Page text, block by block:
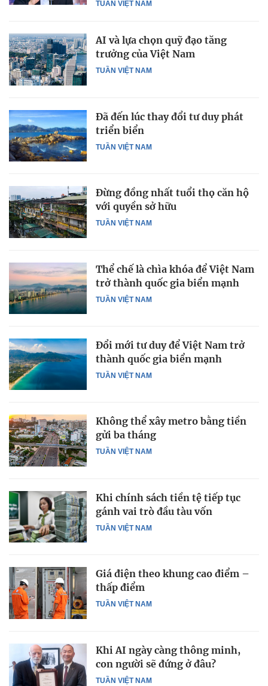
TUẦN VIỆT NAM
TUẦN VIỆT NAM
AI và lựa chọn quỹ đạo tăng
trưởng của Việt Nam
TUẦN VIỆT NAM
Đã đến lúc thay đổi tư duy phát
triển biển
TUẦN VIỆT NAM
Đừng đồng nhất tuổi thọ căn hộ
với quyền sở hữu
TUẦN VIỆT NAM
Thể chế là chìa khóa để Việt Nam
trở thành quốc gia biển mạnh
TUẦN VIỆT NAM
Đổi mới tư duy để Việt Nam trở
thành quốc gia biển mạnh
TUẦN VIỆT NAM
Không thể xây metro bằng tiền
gửi ba tháng
TUẦN VIỆT NAM
Khi chính sách tiền tệ tiếp tục
gánh vai trò đầu tàu vốn
TUẦN VIỆT NAM
Giá điện theo khung cao điểm –
thấp điểm
TUẦN VIỆT NAM
Khi AI ngày càng thông minh,
con người sẽ đứng ở đâu?